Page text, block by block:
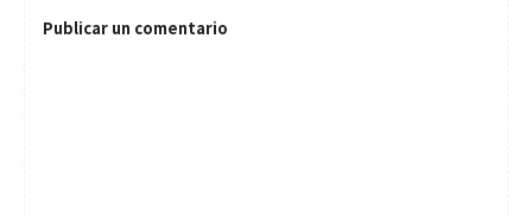
Publicar un comentario